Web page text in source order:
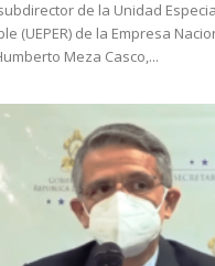
de la Unidad
(UEPER) de la Empresa
Meza Casco,...